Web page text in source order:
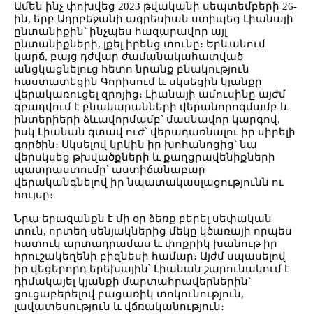
Ամեն ինչ փոխվեց 2023 թվականի սեպտեմբերի 26-
ին, երբ Ադրբեջանի ագրեսիան ստիպեց Լիանայի
ընտանիքին՝ ինչպես հազարավոր այլ
ընտանիքների, լքել իրենց տունը։ Երևանում
կարճ, բայց դժվար ժամանակահատված
անցկացնելուց հետո նրանք բնակություն
հաստատեցին Գորիսում և սկսեցին կյանքը
վերակառուցել զրոյից։ Լիանայի ամուսինը այժմ
զբաղվում է բնակարանների վերանորոգմամբ և
ինտերիերի ձևավորմամբ՝ մասնավոր կարգով,
իսկ Լիանան գտավ ուժ՝ վերադառնալու իր սիրելի
գործին։ Սկսելով կրկին իր խոհանոցից՝ նա
վերսկսեց թխվածքների և քաղցրավենիքների
պատրաստումը՝ աստիճանաբար
վերականգնելով իր նպատակասլացությունն ու
հույսը։
Նրա երազանքն է մի օր ձեռք բերել սեփական
տուն, որտեղ սենյակներից մեկը կծառայի որպես
հատուկ արտադրամաս և փոքրիկ խանութ իր
հրուշակեղենի բիզնեսի համար։ Այժմ սպասելով
իր վեցերորդ երեխային՝ Լիանան շարունակում է
դիմակայել կյանքի մարտահրավերներին՝
ցուցաբերելով բացառիկ տոկունություն,
լավատեսություն և վճռականություն։